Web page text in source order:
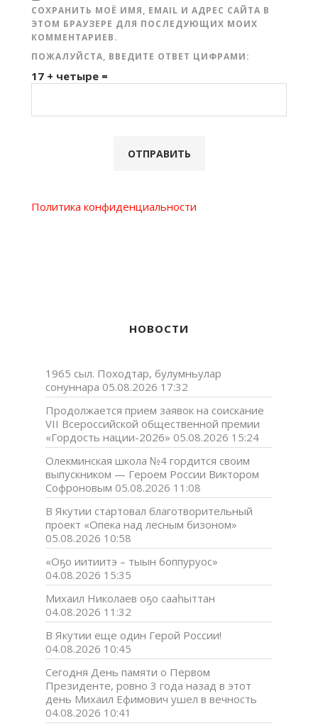
СОХРАНИТЬ МОЁ ИМЯ, EMAIL И АДРЕС САЙТА В
ЭТОМ БРАУЗЕРЕ ДЛЯ ПОСЛЕДУЮЩИХ МОИХ
КОММЕНТАРИЕВ.
ПОЖАЛУЙСТА, ВВЕДИТЕ ОТВЕТ ЦИФРАМИ:
17 + четыре =
Политика конфиденциальности
НОВОСТИ
1965 сыл. Походтар, булумньулар
сонуннара 05.08.2026 17:32
Продолжается прием заявок на соискание
VII Всероссийской общественной премии
«Гордость нации-2026» 05.08.2026 15:24
Олекминская школа №4 гордится своим
выпускником — Героем России Виктором
Софроновым 05.08.2026 11:08
В Якутии стартовал благотворительный
проект «Опека над лесным бизоном»
05.08.2026 10:58
«Оҕо иитиитэ – тыын боппуруос»
04.08.2026 15:35
Михаил Николаев оҕо сааһыттан
04.08.2026 11:32
В Якутии еще один Герой России!
04.08.2026 10:45
Сегодня День памяти о Первом
Президенте, ровно 3 года назад в этот
день Михаил Ефимович ушел в вечность
04.08.2026 10:41